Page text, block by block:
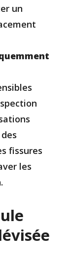
un
fissures
les